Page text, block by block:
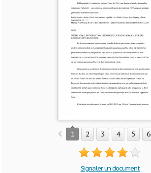
1 2 3 4 5 6
Signaler un document